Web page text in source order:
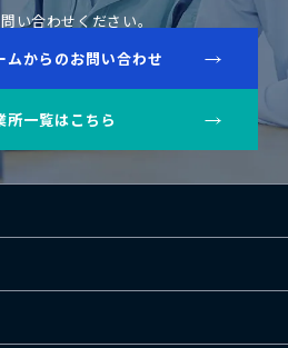
い合わせください。
ムからのお問い合わせ
所一覧はこちら